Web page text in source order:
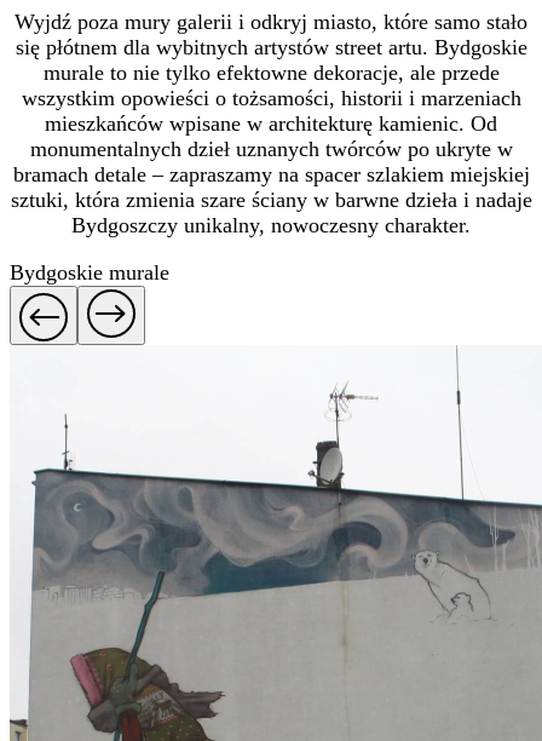
Wyjdź poza mury galerii i odkryj miasto, które samo stało
się płótnem dla wybitnych artystów street artu. Bydgoskie
murale to nie tylko efektowne dekoracje, ale przede
wszystkim opowieści o tożsamości, historii i marzeniach
mieszkańców wpisane w architekturę kamienic. Od
monumentalnych dzieł uznanych twórców po ukryte w
bramach detale – zapraszamy na spacer szlakiem miejskiej
sztuki, która zmienia szare ściany w barwne dzieła i nadaje
Bydgoszczy unikalny, nowoczesny charakter.
Bydgoskie murale